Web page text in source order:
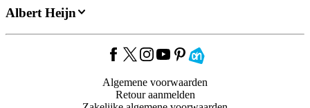
Albert Heijn
Algemene voorwaarden
Retour aanmelden